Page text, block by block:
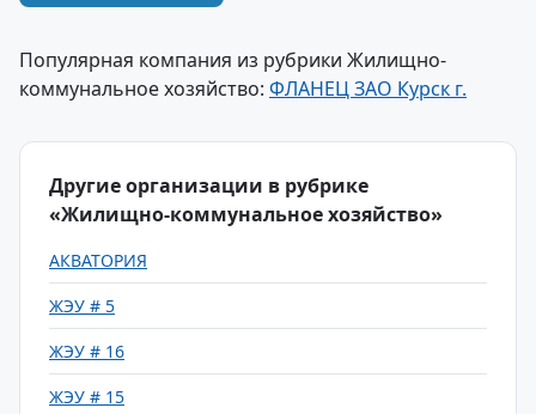
Популярная компания из рубрики Жилищно-
коммунальное хозяйство: ФЛАНЕЦ ЗАО Курск г.
Другие организации в рубрике
«Жилищно-коммунальное хозяйство»
АКВАТОРИЯ
ЖЭУ # 5
ЖЭУ # 16
ЖЭУ # 15